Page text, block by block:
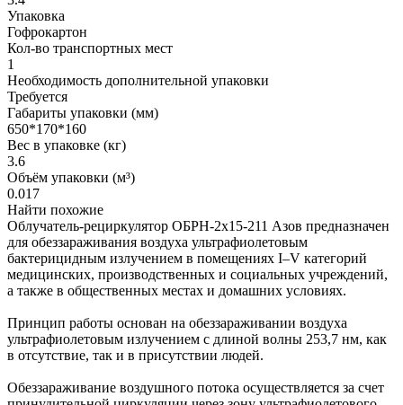
Упаковка
Гофрокартон
Кол-во транспортных мест
1
Необходимость дополнительной упаковки
Требуется
Габариты упаковки (мм)
650*170*160
Вес в упаковке (кг)
3.6
Объём упаковки (м³)
0.017
Найти похожие
Облучатель-рециркулятор ОБРН-2x15-211 Азов предназначен
для обеззараживания воздуха ультрафиолетовым
бактерицидным излучением в помещениях I–V категорий
медицинских, производственных и социальных учреждений,
а также в общественных местах и домашних условиях.
Принцип работы основан на обеззараживании воздуха
ультрафиолетовым излучением с длиной волны 253,7 нм, как
в отсутствие, так и в присутствии людей.
Обеззараживание воздушного потока осуществляется за счет